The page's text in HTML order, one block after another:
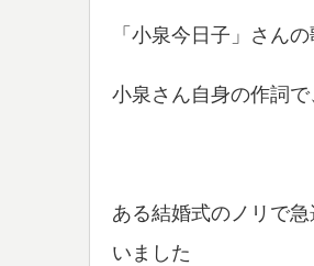
「小泉今日子」さん
小泉さん自身の作詞
ある結婚式のノリで
いました